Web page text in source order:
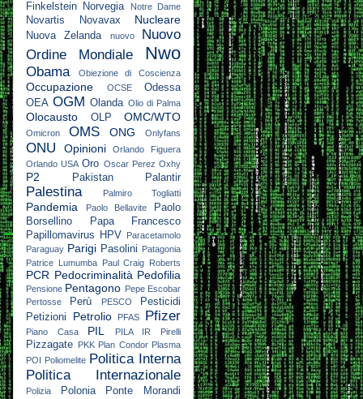
Finkelstein
Norvegia Notre Dame
Novartis Novavax Nucleare
Nuova Zelanda nuovo
Nuovo
Ordine Mondiale
Nwo
Obama Obiezione di Coscienza
Occupazione OCSE
Odessa
OEA OGM Olanda Olio di Palma
Olocausto OLP OMC/WTO
Omicron OMS ONG Onlyfans
ONU Opinioni
Orlando Figuera
Orlando USA Oro Oscar Perez Oxhy
P2 Pakistan Palantir
Palestina Palmiro Togliatti
Pandemia Paolo Bellavite
Paolo
Borsellino
Papa Francesco
Papillomavirus HPV
Paracetamolo
Paraguay Parigi Pasolini Patagonia
Patrice Lumumba
Paul Craig Roberts
PCR Pedocriminalità Pedofilia
Pensione Pentagono Pepe Escobar
Pertosse
Perù PESCO
Pesticidi
Petizioni
Petrolio PFAS Pfizer
Piano Casa PIL PILA IR Pirelli
Pizzagate PKK Plan Condor Plasma
POI Poliomelite Politica Interna
Politica Internazionale
Polizia Polonia
Ponte Morandi